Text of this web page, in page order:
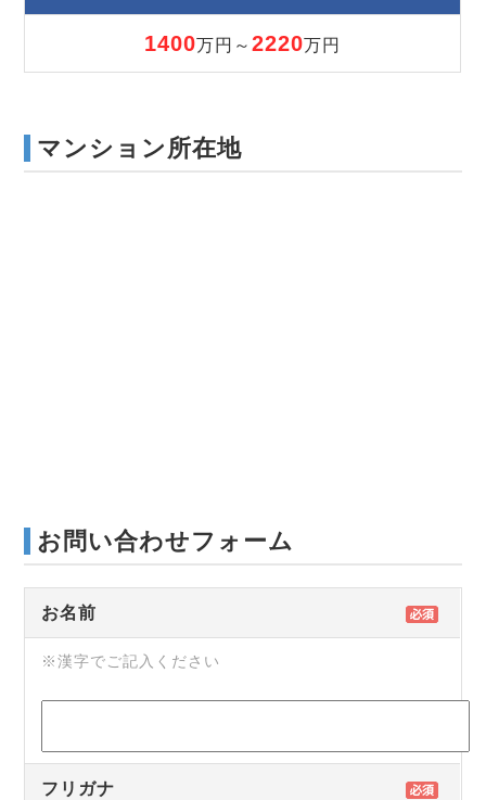
1400万円～2220万円
マンション所在地
お問い合わせフォーム
お名前
※漢字でご記入ください
フリガナ